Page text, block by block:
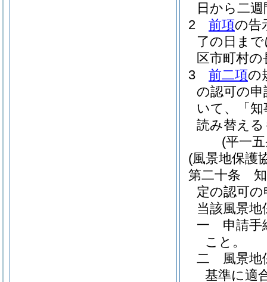
日から二
2
前項の告
了の日ま
区市町村
3
前二項の
の認可の
いて、「
読み替え
(平一
(風景地保護
第二十条
定の認可
当該風景
一
申請手
こと。
二
風景地
基準に適